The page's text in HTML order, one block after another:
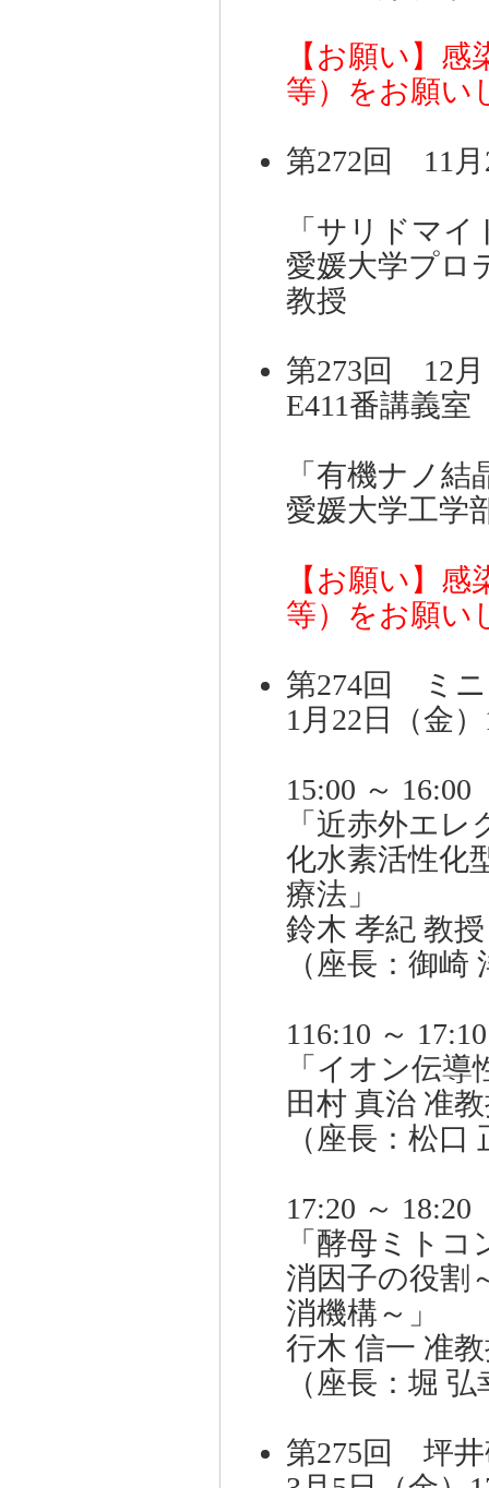
【お願い】
等）をお願い
第272回 11月
「サリドマ
愛媛大学プ
教授
第273回 12
E411番講義
「有機ナノ
愛媛大学工学
【お願い】
等）をお願い
第274回 ミ
1月22日（金
15:00 ～ 16:00
「近赤外エ
化水素活性化
療法」
鈴木 孝紀 教
（座長：御崎
116:10 ～ 17:10
「イオン伝
田村 真治 准
（座長：松
17:20 ～ 18:20
「酵母ミト
消因子の役割
消機構～」
行木 信一 准
（座長：堀 弘
第275回 坪井